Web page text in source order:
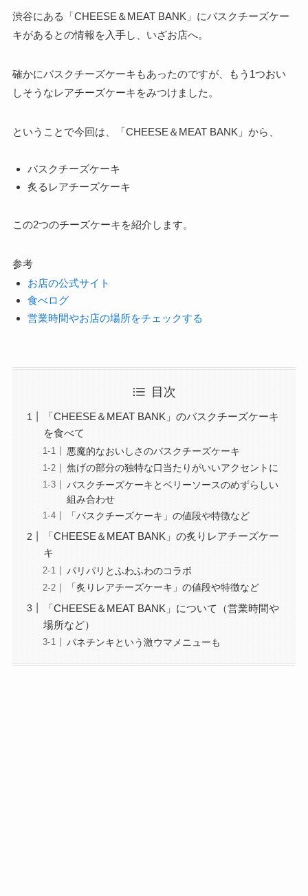
渋谷にある「CHEESE＆MEAT BANK」にバスクチーズケー
キがあるとの情報を入手し、いざお店へ。
確かにバスクチーズケーキもあったのですが、もう1つおい
しそうなレアチーズケーキをみつけました。
ということで今回は、「CHEESE＆MEAT BANK」から、
バスクチーズケーキ
炙るレアチーズケーキ
この2つのチーズケーキを紹介します。
参考
お店の公式サイト
食べログ
営業時間やお店の場所をチェックする
目次
「CHEESE＆MEAT BANK」のバスクチーズケーキ
を食べて
悪魔的なおいしさのバスクチーズケーキ
焦げの部分の独特な口当たりがいいアクセントに
バスクチーズケーキとベリーソースのめずらしい
組み合わせ
「バスクチーズケーキ」の値段や特徴など
「CHEESE＆MEAT BANK」の炙りレアチーズケー
キ
パリパリとふわふわのコラボ
「炙りレアチーズケーキ」の値段や特徴など
「CHEESE＆MEAT BANK」について（営業時間や
場所など）
パネチンキという激ウマメニューも